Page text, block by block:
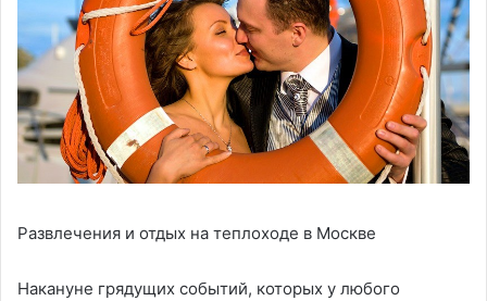
Развлечения и отдых на теплоходе в Москве
Накануне грядущих событий, которых у любого